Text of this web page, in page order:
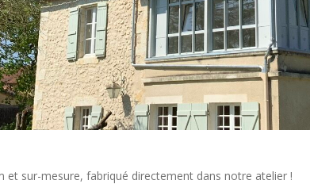
et sur-mesure, fabriqué directement dans notre atelier !